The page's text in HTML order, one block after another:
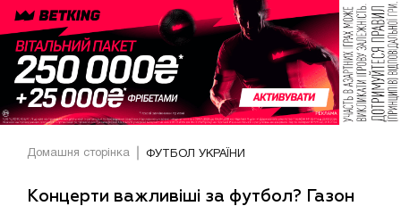
Домашня сторінка ФУТБОЛ УКРАЇНИ
Концерти важливіші за футбол? Газон